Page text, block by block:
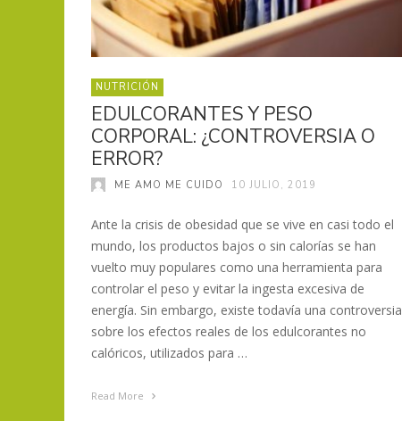
NUTRICIÓN
EDULCORANTES Y PESO
CORPORAL: ¿CONTROVERSIA O
ERROR?
ME AMO ME CUIDO 10 JULIO, 2019
Ante la crisis de obesidad que se vive en casi todo el
mundo, los productos bajos o sin calorías se han
vuelto muy populares como una herramienta para
controlar el peso y evitar la ingesta excesiva de
energía. Sin embargo, existe todavía una controversia
sobre los efectos reales de los edulcorantes no
calóricos, utilizados para …
Read More